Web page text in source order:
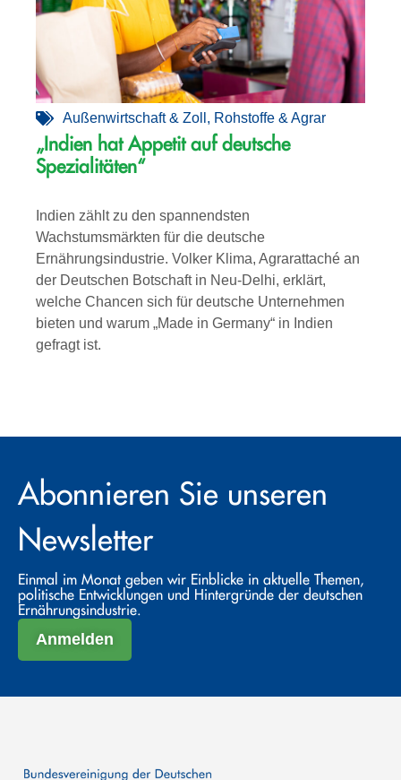
Außenwirtschaft & Zoll , Rohstoffe & Agrar
„Indien hat Appetit auf deutsche
Spezialitäten“
Indien zählt zu den spannendsten
Wachstumsmärkten für die deutsche
Ernährungsindustrie. Volker Klima, Agrarattaché an
der Deutschen Botschaft in Neu-Delhi, erklärt,
welche Chancen sich für deutsche Unternehmen
bieten und warum „Made in Germany“ in Indien
gefragt ist.
Abonnieren Sie unseren
Newsletter
Einmal im Monat geben wir Einblicke in aktuelle Themen,
politische Entwicklungen und Hintergründe der deutschen
Ernährungsindustrie.
Anmelden